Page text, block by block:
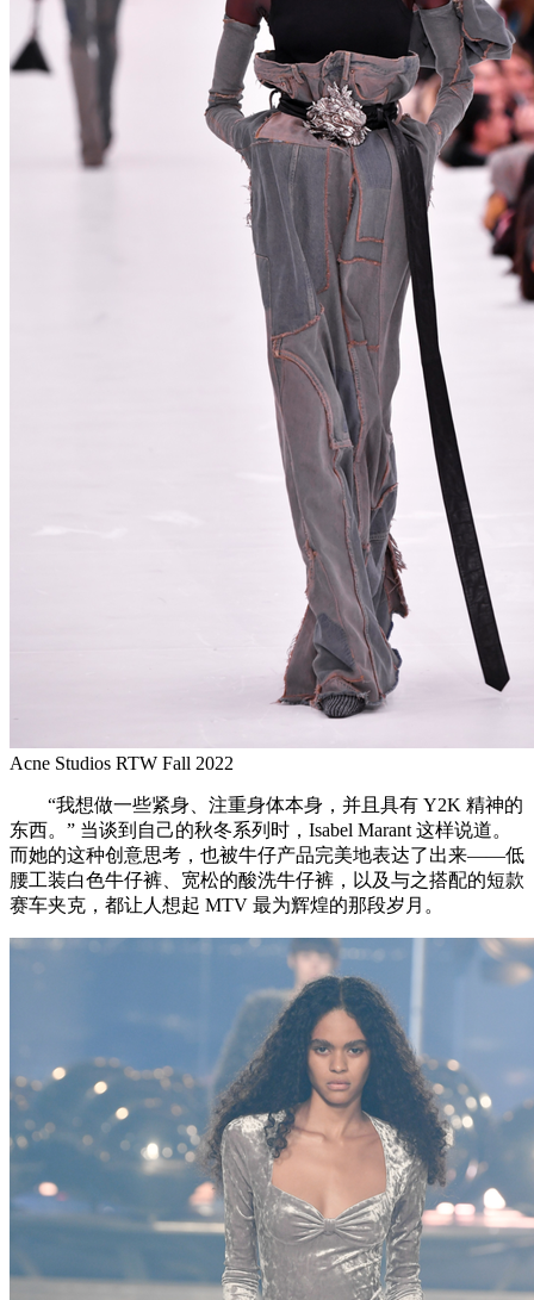
Acne Studios RTW Fall 2022
“我想做一些紧身、注重身体本身，并且具有 Y2K 精神的
东西。” 当谈到自己的秋冬系列时，Isabel Marant 这样说道。
而她的这种创意思考，也被牛仔产品完美地表达了出来——低
腰工装白色牛仔裤、宽松的酸洗牛仔裤，以及与之搭配的短款
赛车夹克，都让人想起 MTV 最为辉煌的那段岁月。